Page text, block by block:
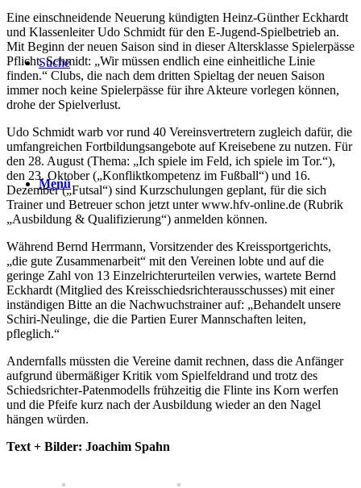
Suche
Menü
Eine einschneidende Neuerung kündigten Heinz-Günther Eckhardt
und Klassenleiter Udo Schmidt für den E-Jugend-Spielbetrieb an.
Mit Beginn der neuen Saison sind in dieser Altersklasse Spielerpässe
Pflicht. Schmidt: „Wir müssen endlich eine einheitliche Linie
finden.“ Clubs, die nach dem dritten Spieltag der neuen Saison
immer noch keine Spielerpässe für ihre Akteure vorlegen können,
drohe der Spielverlust.
Udo Schmidt warb vor rund 40 Vereinsvertretern zugleich dafür, die
umfangreichen Fortbildungsangebote auf Kreisebene zu nutzen. Für
den 28. August (Thema: „Ich spiele im Feld, ich spiele im Tor.“),
den 23. Oktober („Konfliktkompetenz im Fußball“) und 16.
Dezember („Futsal“) sind Kurzschulungen geplant, für die sich
Trainer und Betreuer schon jetzt unter www.hfv-online.de (Rubrik
„Ausbildung & Qualifizierung“) anmelden können.
Während Bernd Herrmann, Vorsitzender des Kreissportgerichts,
„die gute Zusammenarbeit“ mit den Vereinen lobte und auf die
geringe Zahl von 13 Einzelrichterurteilen verwies, wartete Bernd
Eckhardt (Mitglied des Kreisschiedsrichterausschusses) mit einer
inständigen Bitte an die Nachwuchstrainer auf: „Behandelt unsere
Schiri-Neulinge, die die Partien Eurer Mannschaften leiten,
pfleglich.“
Andernfalls müssten die Vereine damit rechnen, dass die Anfänger
aufgrund übermäßiger Kritik vom Spielfeldrand und trotz des
Schiedsrichter-Patenmodells frühzeitig die Flinte ins Korn werfen
und die Pfeife kurz nach der Ausbildung wieder an den Nagel
hängen würden.
Text + Bilder: Joachim Spahn